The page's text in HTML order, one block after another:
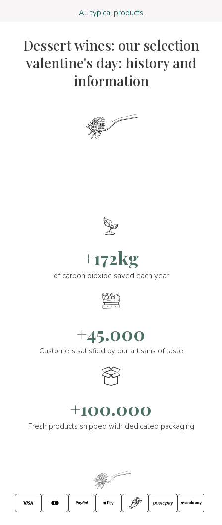
All typical products
Dessert wines: our selection
valentine's day: history and
information
+172kg
of carbon dioxide saved each year
+45.000
Customers satisfied by our artisans of taste
+100.000
Fresh products shipped with dedicated packaging